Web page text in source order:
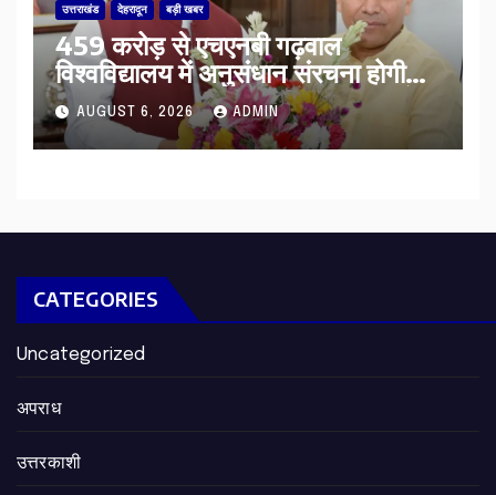
उत्तराखंड देहरादून बड़ी खबर
459 करोड़ से एचएनबी गढ़वाल
विश्वविद्यालय में अनुसंधान संरचना होगी
सुदृढ,उच्च शिक्षा मंत्री धन सिंह रावत ने
नवनियुक्त केन्द्रीय शिक्षा मंत्री से की
मुलाकात
AUGUST 6, 2026 ADMIN
CATEGORIES
Uncategorized
अपराध
उत्तरकाशी